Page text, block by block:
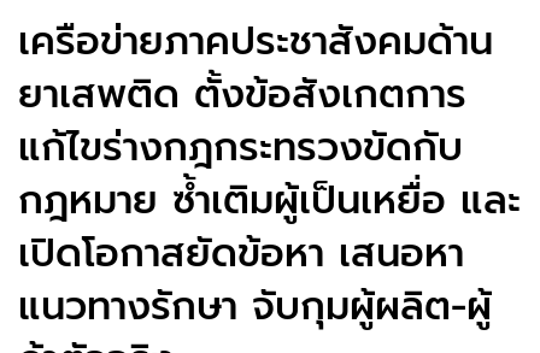
เครือข่ายภาคประชาสังคมด้าน
ยาเสพติด ตั้งข้อสังเกตการ
แก้ไขร่างกฎกระทรวงขัดกับ
กฎหมาย ซ้ำเติมผู้เป็นเหยื่อ และ
เปิดโอกาสยัดข้อหา เสนอหา
แนวทางรักษา จับกุมผู้ผลิต-ผู้